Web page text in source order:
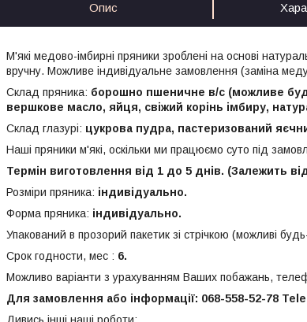
Опис
М'які медово-імбирні пряники зроблені на основі
вручну. Можливе індивідуальне замовлення (заміна
Склад пряника: борошно пшеничне в/с (можливе
вершкове масло, яйця, свіжий корінь імбиру,
Склад глазурі: цукрова пудра, пастеризований
Наші пряники м'які, оскільки ми працюємо суто під
Термін виготовлення від 1 до 5 днів. (Залежить
Розміри пряника: індивідуально.
Форма пряника: індивідуально.
Упакований в прозорий пакетик зі стрічкою (можливі
Срок годности, мес : 6.
Можливо варіанти з урахуванням Ваших побажань,
Для замовлення або інформації: 068-558-52-78
Дивись інші наші роботи: